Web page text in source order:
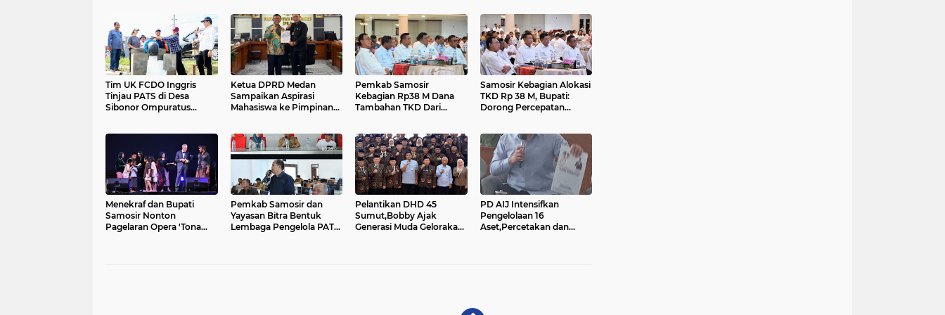
Tim UK FCDO Inggris
Tinjau PATS di Desa
Sibonor Ompuratus
Ketua DPRD Medan
Sampaikan Aspirasi
Mahasiswa ke Pimpinan
Pemkab Samosir
Kebagian Rp38 M Dana
Tambahan TKD Dari
Samosir Kebagian Alokasi
TKD Rp 38 M, Bupati:
Dorong Percepatan
Menekraf dan Bupati
Samosir Nonton
Pagelaran Opera 'Tona
Pemkab Samosir dan
Yayasan Bitra Bentuk
Lembaga Pengelola PATS
Pelantikan DHD 45
Sumut,Bobby Ajak
Generasi Muda Gelorakan
PD AIJ Intensifkan
Pengelolaan 16
Aset,Percetakan dan